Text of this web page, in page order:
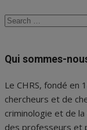
Search
Qui sommes-
Le CHRS, fondé en
chercheurs et de
criminologie et de
des professeurs et